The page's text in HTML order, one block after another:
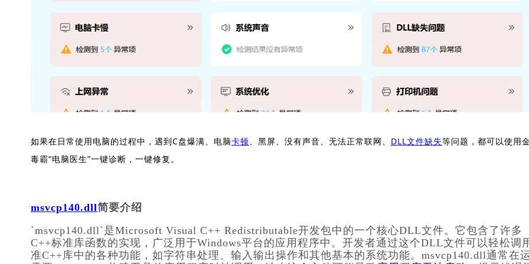
如果在日常使用电脑的过程中，遇到C盘爆满、电脑卡顿、黑屏、没有声音、无法正常联网、 DLL文件缺失等问题，都可以使用
毒霸“电脑医生”一键诊断，一键修复。
msvcp140.dll简要介绍
`msvcp140.dll`是Microsoft Visual C++ Redistributable开发包中的一个核心DLL文件。它包含了许多
C++标准库函数的实现，广泛用于Windows平台的应用程序中。开发者通过这个DLL文件可以轻松调
准C++库中的各种功能，如字符串处理、输入输出操作和其他基本的系统功能。msvcp140.dll通常在